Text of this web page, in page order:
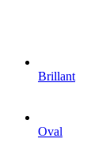
Brillant
Oval